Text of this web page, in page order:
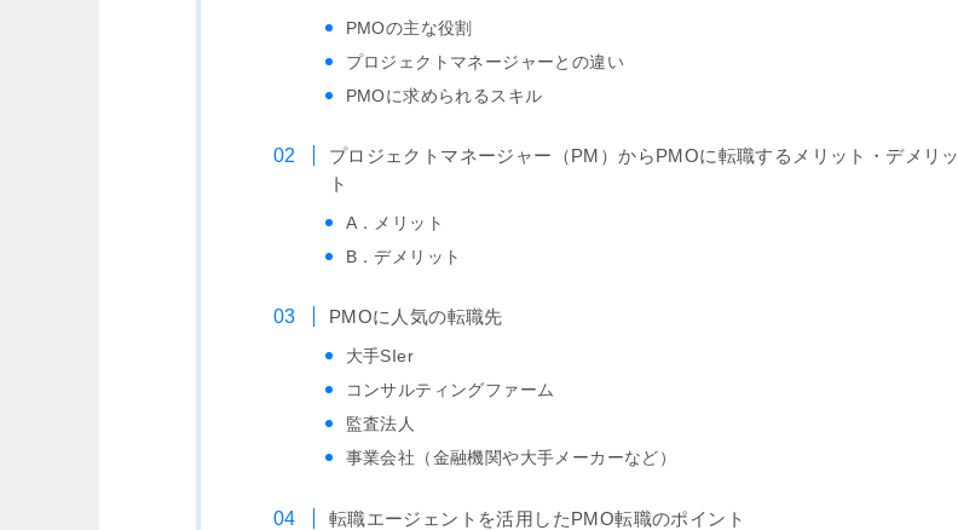
PMOの主な役割
プロジェクトマネージャーとの違い
PMOに求められるスキル
プロジェクトマネージャー（PM）からPMOに転職するメリット・デメリッ
ト
A．メリット
B．デメリット
PMOに人気の転職先
大手SIer
コンサルティングファーム
監査法人
事業会社（金融機関や大手メーカーなど）
転職エージェントを活用したPMO転職のポイント